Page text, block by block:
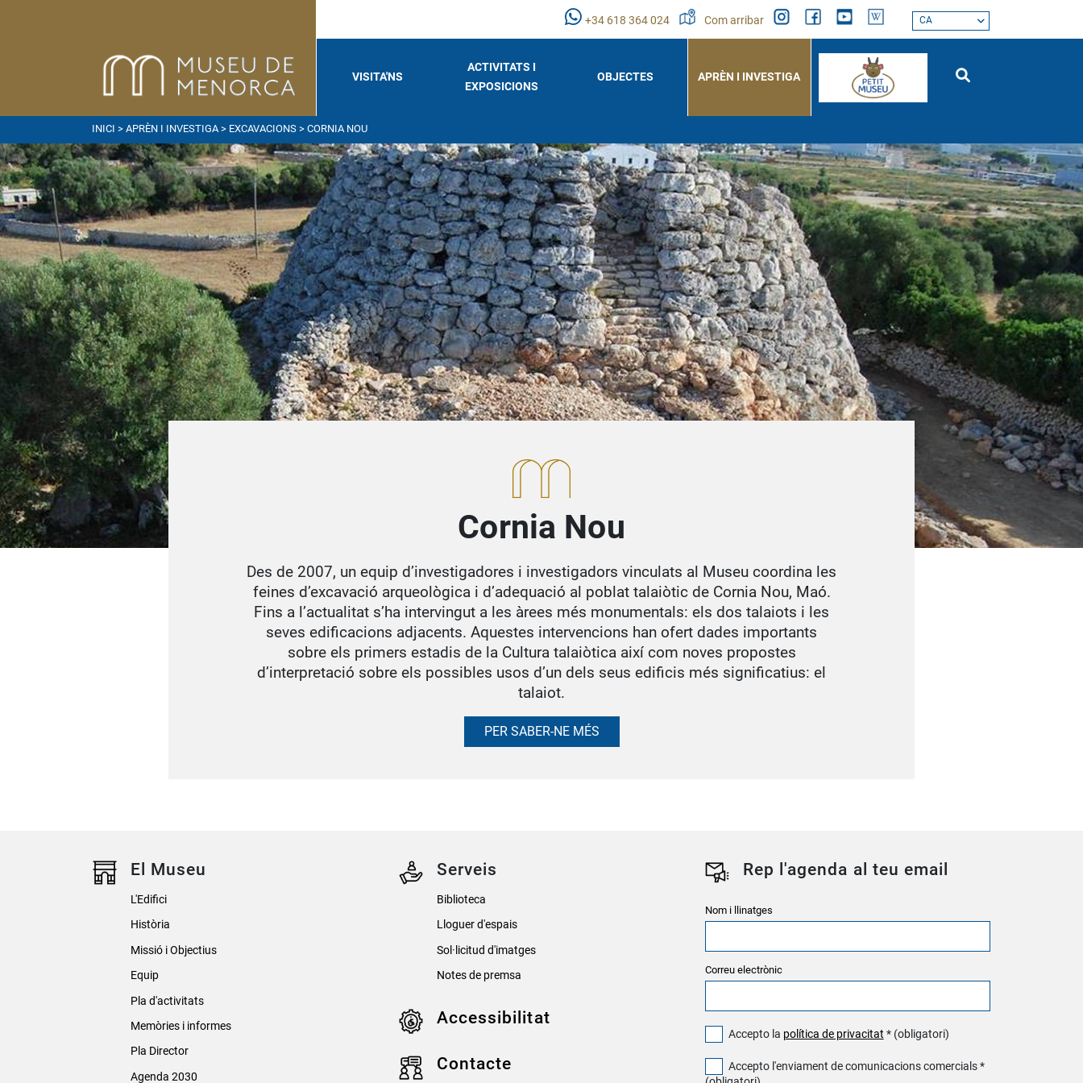
+34 618 364 024 Com arribar CA
VISITA'NS
ACTIVITATS I
EXPOSICIONS
OBJECTES APRÈN I INVESTIGA
INICI > APRÈN I INVESTIGA> EXCAVACIONS > CORNIA NOU
Cornia Nou
Des de 2007, un equip d’investigadores i investigadors vinculats al Museu coordina les
feines d’excavació arqueològica i d’adequació al poblat talaiòtic de Cornia Nou, Maó.
Fins a l’actualitat s’ha intervingut a les àrees més monumentals: els dos talaiots i les
seves edificacions adjacents. Aquestes intervencions han ofert dades importants
sobre els primers estadis de la Cultura talaiòtica així com noves propostes
d’interpretació sobre els possibles usos d’un dels seus edificis més significatius: el
talaiot.
PER SABER-NE MÉS
El Museu
L'Edifici
Història
Missió i Objectius
Equip
Pla d'activitats
Memòries i informes
Pla Director
Agenda 2030
Serveis
Biblioteca
Lloguer d'espais
Sol·licitud d'imatges
Notes de premsa
Accessibilitat
Contacte
Rep l'agenda al teu email
Nom i llinatges
Correu electrònic
Accepto la política de privacitat * (obligatori)
Accepto l'enviament de comunicacions comercials *